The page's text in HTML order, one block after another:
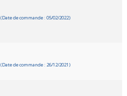
(Date de commande : 05/02/2022)
(Date de commande : 26/12/2021)